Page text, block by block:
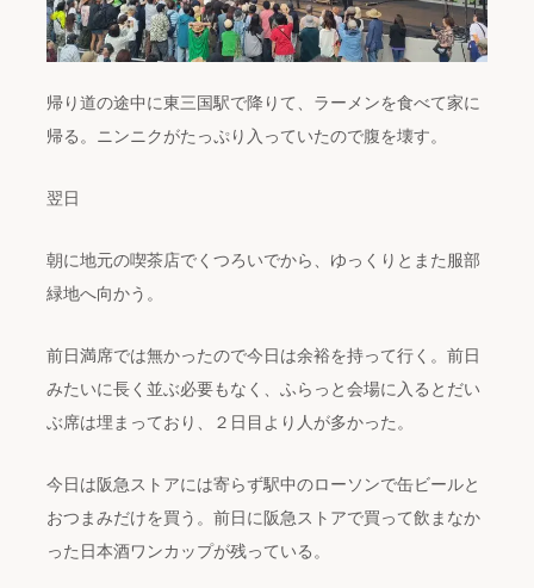
帰り道の途中に東三国駅で降りて、ラーメンを食べて家に
帰る。ニンニクがたっぷり入っていたので腹を壊す。
翌日
朝に地元の喫茶店でくつろいでから、ゆっくりとまた服部
緑地へ向かう。
前日満席では無かったので今日は余裕を持って行く。前日
みたいに長く並ぶ必要もなく、ふらっと会場に入るとだい
ぶ席は埋まっており、２日目より人が多かった。
今日は阪急ストアには寄らず駅中のローソンで缶ビールと
おつまみだけを買う。前日に阪急ストアで買って飲まなか
った日本酒ワンカップが残っている。